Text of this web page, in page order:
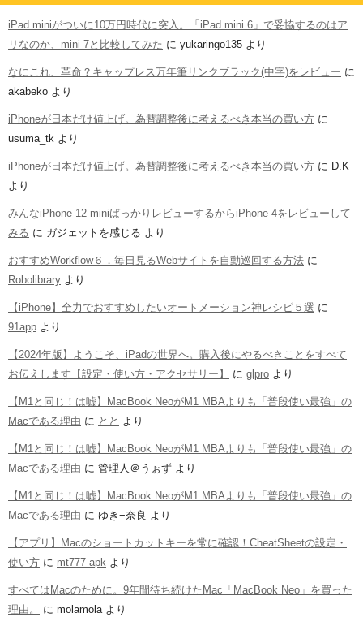
iPad miniがついに10万円時代に突入。「iPad mini 6」で妥協するのはア
リなのか、mini 7と比較してみた に yukaringo135 より
なにこれ、革命？キャップレス万年筆リンクブラック(中字)をレビュー に
akabeko より
iPhoneが日本だけ値上げ。為替調整後に考えるべき本当の買い方 に
usuma_tk より
iPhoneが日本だけ値上げ。為替調整後に考えるべき本当の買い方 に D.K
より
みんなiPhone 12 miniばっかりレビューするからiPhone 4をレビューして
みる に ガジェットを感じる より
おすすめWorkflow６．毎日見るWebサイトを自動巡回する方法 に
Robolibrary より
【iPhone】全力でおすすめしたいオートメーション神レシピ５選 に
91app より
【2024年版】ようこそ、iPadの世界へ。購入後にやるべきことをすべて
お伝えします【設定・使い方・アクセサリー】
に glpro より
【M1と同じ！は嘘】MacBook NeoがM1 MBAよりも「普段使い最強」の
Macである理由 に とと より
【M1と同じ！は嘘】MacBook NeoがM1 MBAよりも「普段使い最強」の
Macである理由 に 管理人＠うぉず より
【M1と同じ！は嘘】MacBook NeoがM1 MBAよりも「普段使い最強」の
Macである理由 に ゆき−奈良 より
【アプリ】Macのショートカットキーを常に確認！CheatSheetの設定・
使い方 に mt777 apk より
すべてはMacのために。9年間待ち続けたMac「MacBook Neo」を買った
理由。
に molamola より